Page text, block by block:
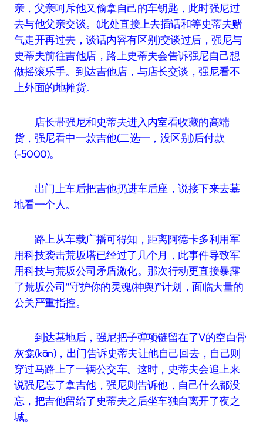
亲，父亲呵斥他又偷拿自己的车钥匙，此时强尼过
去与他父亲交谈。(此处直接上去插话和等史蒂夫赌
气走开再过去，谈话内容有区别)交谈过后，强尼与
史蒂夫前往吉他店，路上史蒂夫会告诉强尼自己想
做摇滚乐手。到达吉他店，与店长交谈，强尼看不
上外面的地摊货。
店长带强尼和史蒂夫进入内室看收藏的高端
货，强尼看中一款吉他(二选一，没区别)后付款
(-5000)。
出门上车后把吉他扔进车后座，说接下来去墓
地看一个人。
路上从车载广播可得知，距离阿德卡多利用军
用科技袭击荒坂塔已经过了几个月，此事件导致军
用科技与荒坂公司矛盾激化。那次行动更直接暴露
了荒坂公司“守护你的灵魂(神舆)”计划，面临大量的
公关严重指控。
到达墓地后，强尼把子弹项链留在了V的空白骨
灰龛(kān)，出门告诉史蒂夫让他自己回去，自己则
穿过马路上了一辆公交车。这时，史蒂夫会追上来
说强尼忘了拿吉他，强尼则告诉他，自己什么都没
忘，把吉他留给了史蒂夫之后坐车独自离开了夜之
城。